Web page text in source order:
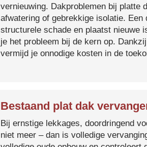
vernieuwing. Dakproblemen bij platte
afwatering of gebrekkige isolatie.
structurele schade en plaatst nieuwe
je het probleem bij de kern op.
vermijd je onnodige kosten in de
Bestaand plat dak
Bij ernstige lekkages, doordringend
niet meer – dan is volledige